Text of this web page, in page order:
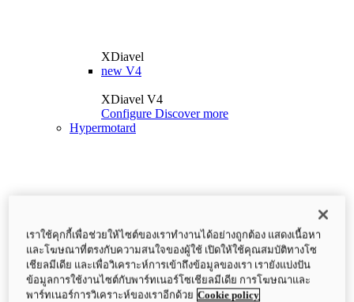
XDiavel
new V4
XDiavel V4
Configure Discover more
Hypermotard
เราใช้คุกกี้เพื่อช่วยให้ไซต์ของเราทำงานได้อย่างถูกต้อง แสดงเนื้อหา
และโฆษณาที่ตรงกับความสนใจของผู้ใช้ เปิดให้ใช้คุณสมบัติทางโซ
เชียลมีเดีย และเพื่อวิเคราะห์การเข้าถึงข้อมูลของเรา เรายังแบ่งปัน
ข้อมูลการใช้งานไซต์กับพาร์ทเนอร์โซเชียลมีเดีย การโฆษณาและ
พาร์ทเนอร์การวิเคราะห์ของเราอีกด้วย Cookie policy